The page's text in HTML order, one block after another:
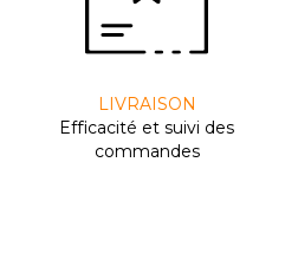
LIVRAISON
Efﬁcacité et suivi des
commandes